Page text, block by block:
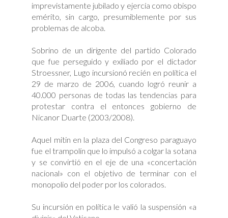
imprevistamente jubilado y ejercía como obispo
emérito, sin cargo, presumiblemente por sus
problemas de alcoba.
Sobrino de un dirigente del partido Colorado
que fue perseguido y exiliado por el dictador
Stroessner, Lugo incursionó recién en política el
29 de marzo de 2006, cuando logró reunir a
40.000 personas de todas las tendencias para
protestar contra el entonces gobierno de
Nicanor Duarte (2003/2008).
Aquel mitin en la plaza del Congreso paraguayo
fue el trampolín que lo impulsó a colgar la sotana
y se convirtió en el eje de una «concertación
nacional» con el objetivo de terminar con el
monopolio del poder por los colorados.
Su incursión en política le valió la suspensión «a